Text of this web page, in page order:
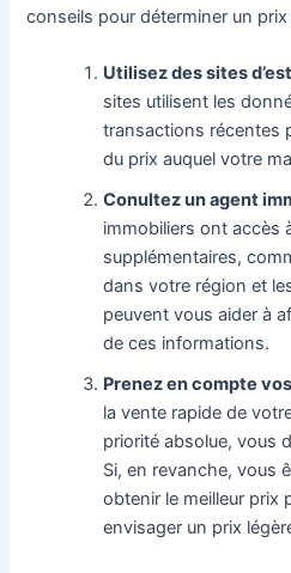
conseils pour déterminer un
Utilisez des sites
sites utilisent les
transactions récentes
du prix auquel votre
Conultez un agent
immobiliers ont accès
supplémentaires,
dans votre région et
peuvent vous aider à
de ces informations.
Prenez en compte
la vente rapide de
priorité absolue, vous
Si, en revanche, vous
obtenir le meilleur prix
envisager un prix